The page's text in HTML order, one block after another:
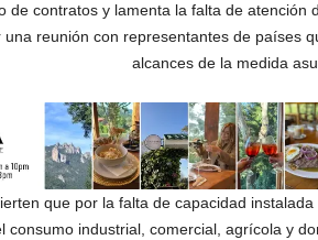
de contratos y lamenta la falta de atención
una reunión con representantes de países
alcances de la medida
que por la falta de capacidad
consumo industrial, comercial, agrícola y